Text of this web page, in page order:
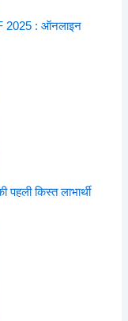
2025 : ऑनलाइन
किस्त लाभार्थी